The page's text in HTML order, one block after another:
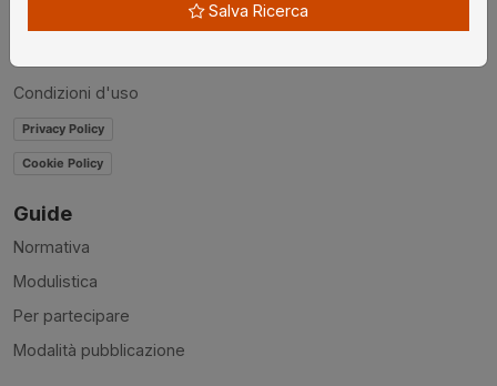
Condizioni d'uso
Privacy Policy
Cookie Policy
Guide
Normativa
Modulistica
Per partecipare
Modalità pubblicazione
Salva Ricerca